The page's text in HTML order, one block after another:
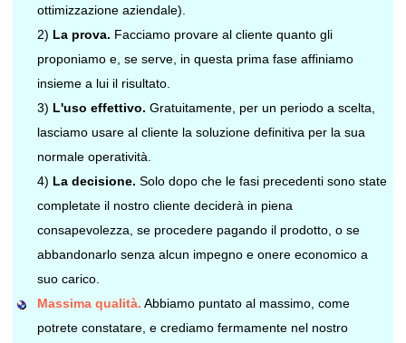
ottimizzazione aziendale).
2) La prova. Facciamo provare al cliente quanto gli
proponiamo e, se serve, in questa prima fase affiniamo
insieme a lui il risultato.
3) L'uso effettivo. Gratuitamente, per un periodo a scelta,
lasciamo usare al cliente la soluzione definitiva per la sua
normale operatività.
4) La decisione. Solo dopo che le fasi precedenti sono state
completate il nostro cliente deciderà in piena
consapevolezza, se procedere pagando il prodotto, o se
abbandonarlo senza alcun impegno e onere economico a
suo carico.
Massima qualità. Abbiamo puntato al massimo, come
potrete constatare, e crediamo fermamente nel nostro